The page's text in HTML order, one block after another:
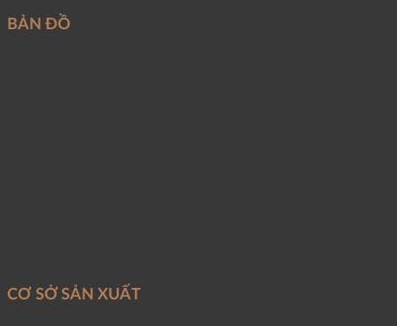
BẢN ĐỒ
CƠ SỞ SẢN XUẤT